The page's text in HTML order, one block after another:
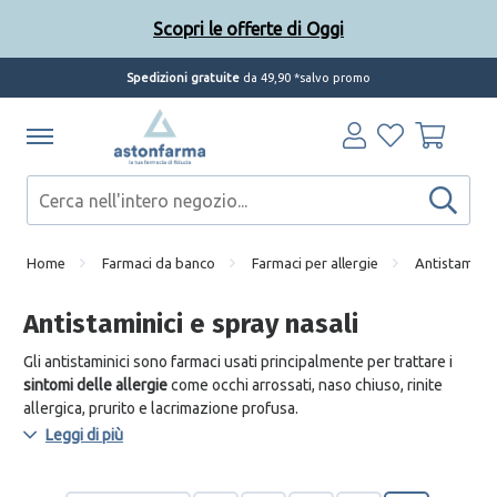
Spedizioni gratuite da 49,90 *salvo promo
Home Farmaci da banco Farmaci per allergie
Antistaminici e spray nasali
Gli antistaminici sono farmaci usati principalmente per trattare i
sintomi delle allergiecome occhi arrossati, naso chiuso, rinite
allergica, prurito e lacrimazione profusa.
Il principio alla base dei farmaci antistaminici è il blocco
Leggi di più